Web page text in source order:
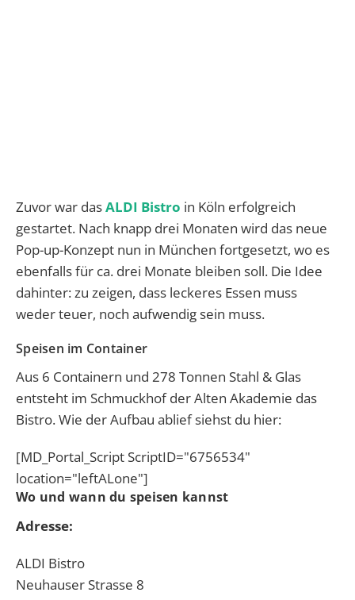
Zuvor war dasALDI Bistro in Köln erfolgreich
gestartet. Nach knapp drei Monaten wird das neue
Pop-up-Konzept nun in München fortgesetzt, wo es
ebenfalls für ca. drei Monate bleiben soll. Die Idee
dahinter: zu zeigen, dass leckeres Essen muss
weder teuer, noch aufwendig sein muss.
Speisen im Container
Aus 6 Containern und 278 Tonnen Stahl & Glas
entsteht im Schmuckhof der Alten Akademie das
Bistro. Wie der Aufbau ablief siehst du hier:
[MD_Portal_Script ScriptID="6756534"
location="leftALone"]
Wo und wann du speisen kannst
Adresse:
ALDI Bistro
Neuhauser Strasse 8